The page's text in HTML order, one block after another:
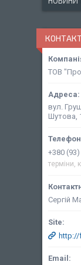
ТОВ
вул.
Шутова,
+380
терміни,
Сергій
http://